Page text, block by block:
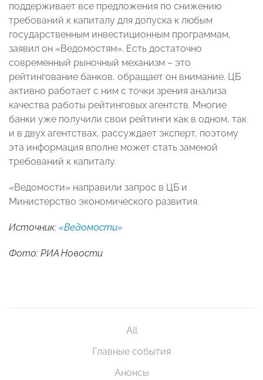
поддерживает все предложения по снижению
требований к капиталу для допуска к любым
государственным инвестиционным программам,
заявил он «Ведомостям». Есть достаточно
современный рыночный механизм – это
рейтингование банков, обращает он внимание. ЦБ
активно работает с ним с точки зрения анализа
качества работы рейтинговых агентств. Многие
банки уже получили свои рейтинги как в одном, так
и в двух агентствах, рассуждает эксперт, поэтому
эта информация вполне может стать заменой
требований к капиталу.
«Ведомости» направили запрос в ЦБ и
Министерство экономического развития.
Источник: «Ведомости»
Фото: РИА Новости
All
Главные события
Анонсы